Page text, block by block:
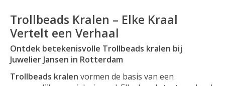
Trollbeads Kralen – Elke Kraal
Vertelt een Verhaal
Ontdek betekenisvolle Trollbeads kralen bij
Juwelier Jansen in Rotterdam
Trollbeads kralen vormen de basis van een